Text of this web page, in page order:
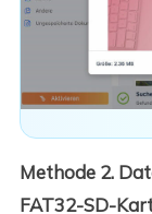
Methode 2.
FAT32-SD-